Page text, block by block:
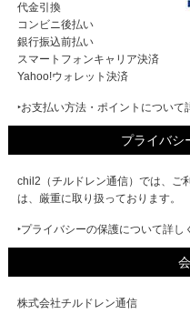
代金引換
コンビニ後払い
銀行振込前払い
スマートフォンキャリア決済
Yahoo!ウォレット決済
‣お支払い方法・ポイントについて
プライバシ
chil2（チルドレン通信）では、ご
は、厳重に取り扱っております。
‣プライバシーの保護について詳し
株式会社チルドレン通信